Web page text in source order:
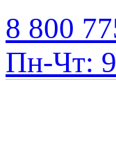
8 800
Пн-Чт: